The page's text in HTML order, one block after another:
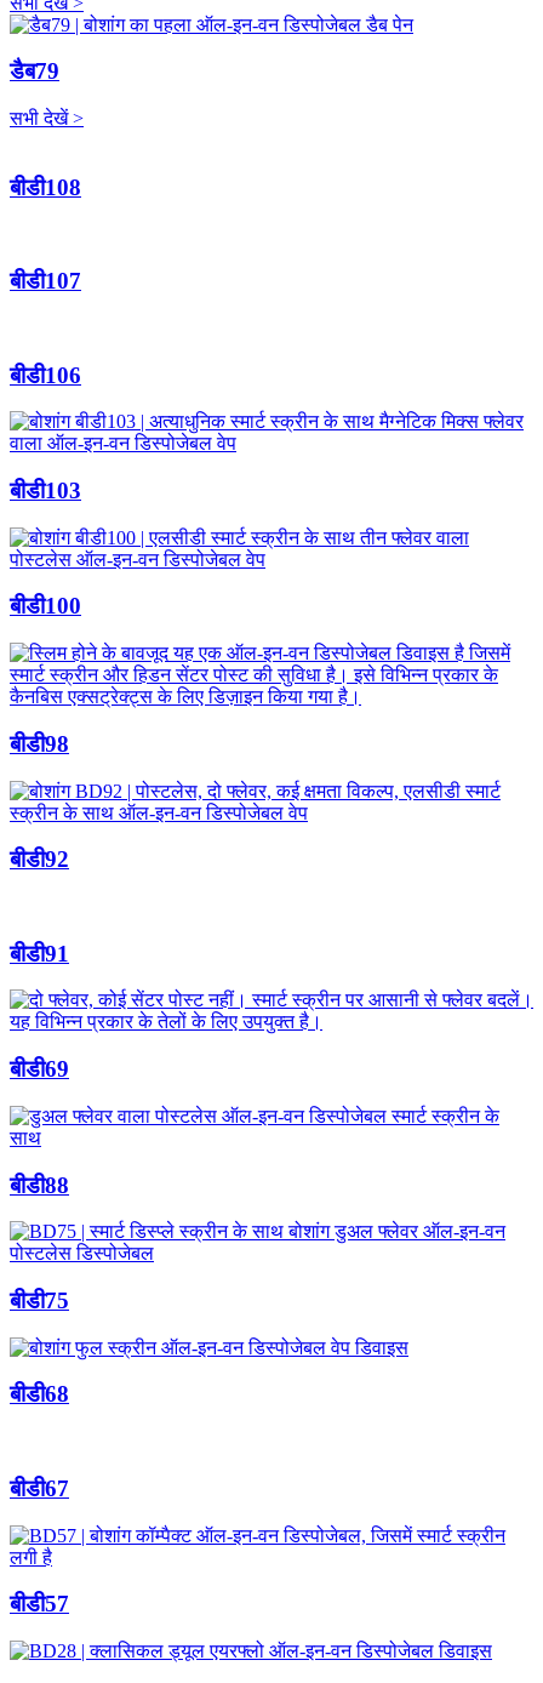
डैब79
सभी देखें >
बीडी108
बीडी107
बीडी106
बीडी103
बीडी100
बीडी98
बीडी92
बीडी91
बीडी69
बीडी88
बीडी75
बीडी68
बीडी67
बीडी57